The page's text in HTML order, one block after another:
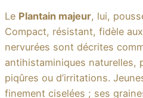
Le Plantain majeur, lui,
Compact, résistant, fidèle
nervurées sont décrites
antihistaminiques naturelles,
piqûres ou d’irritations.
finement ciselées ; ses